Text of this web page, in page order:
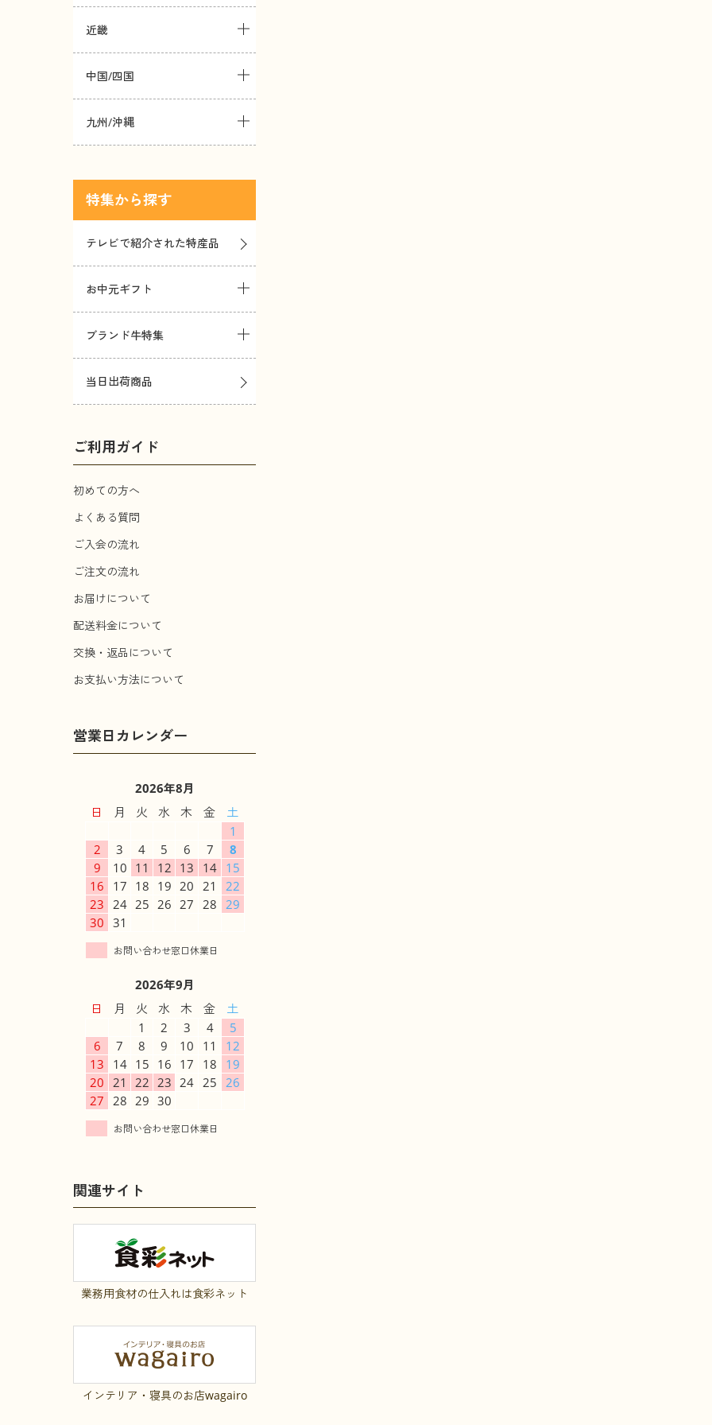
近畿
中国/四国
九州/沖縄
特集
テレビで紹介された特産品
お中元ギフト
ブランド牛特集
当日出荷商品
ご利用ガイド
初めての方へ
よくある質問
ご入会の流れ
ご注文の流れ
お届けについて
配送料金について
交換・返品について
お支払い方法について
2026年8月
日
月 火 水 木 金
土
1
2
3 4 5 6 7
8
9
10 11 12 13 14 15
16
17 18 19 20 21
22
23
24 25 26 27 28
29
30 31
2026年9月
日
月 火 水 木 金
土
1
2 3 4
5
6
7 8 9 10 11
12
13
14 15 16 17 18
19
20
21 22 23 24 25
26
27
28 29 30
関連サイト
業務用食材の仕入れは食彩ネット
インテリア・寝具のお店wagairo